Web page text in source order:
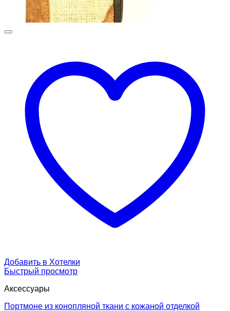
Добавить в Хотелки
Быстрый просмотр
Аксессуары
Портмоне из конопляной ткани с кожаной отделкой